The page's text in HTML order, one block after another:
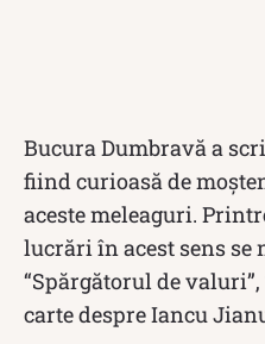
Bucura Dumbravă a
fiind curioasă de
aceste meleaguri.
lucrări în acest sens
“Spărgătorul de valuri”,
carte despre Iancu